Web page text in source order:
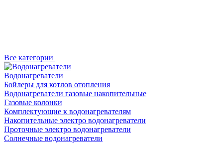
Все категории
Водонагреватели
Бойлеры для котлов отопления
Водонагреватели газовые накопительные
Газовые колонки
Комплектующие к водонагревателям
Накопительные электро водонагреватели
Проточные электро водонагреватели
Солнечные водонагреватели